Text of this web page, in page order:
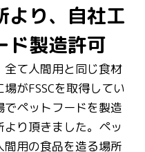
より、自社工
ド製造許可
て人間用と同じ食材
がFSSCを取得してい
ペットフードを製造
り頂きました。ペッ
間用の食品を造る場所